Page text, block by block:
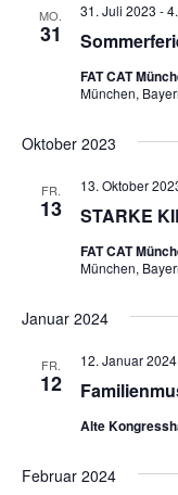
MO.
31
31. Juli 2023 -
FAT CAT
München,
Oktober 2023
FR.
13 STARKE
13. Oktober
FAT CAT
München,
Januar 2024
FR.
12
12. Januar 2024
Alte
Februar 2024